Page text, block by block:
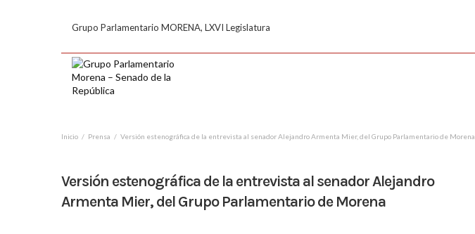
Grupo Parlamentario MORENA, LXVI Legislatura
Inicio Prensa Versión estenográfica de la entrevista al senador Alejandro Armenta Mier, del Grupo Parlamentario de Morena
Versión estenográfica de la entrevista al senador Alejandro
Armenta Mier, del Grupo Parlamentario de Morena